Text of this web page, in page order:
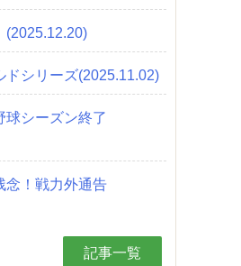
(2025.12.20)
ドシリーズ(2025.11.02)
球シーズン終了
念！戦力外通告
記事一覧